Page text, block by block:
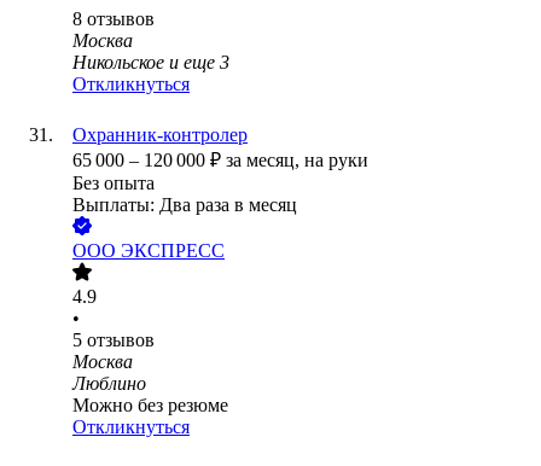
8 отзывов
Москва
Никольское и еще 3
Откликнуться
Охранник-контролер
65 000 – 120 000 ₽ за месяц, на руки
Без опыта
Выплаты: Два раза в месяц
ООО ЭКСПРЕСС
4.9
•
5 отзывов
Москва
Люблино
Можно без резюме
Откликнуться